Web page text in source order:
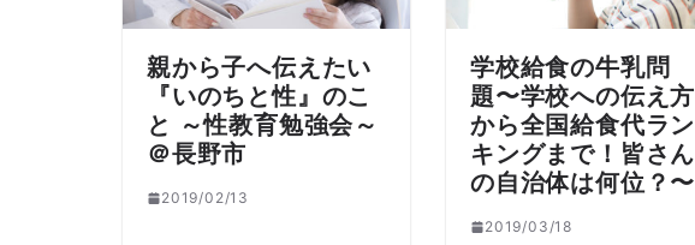
親から子へ伝えたい
『いのちと性』のこ
と ～性教育勉強会～
＠長野市
2019/02/13
学校給食の牛乳問
題〜学校への伝え方
から全国給食代ラン
キングまで！皆さん
の自治体は何位？〜
2019/03/18